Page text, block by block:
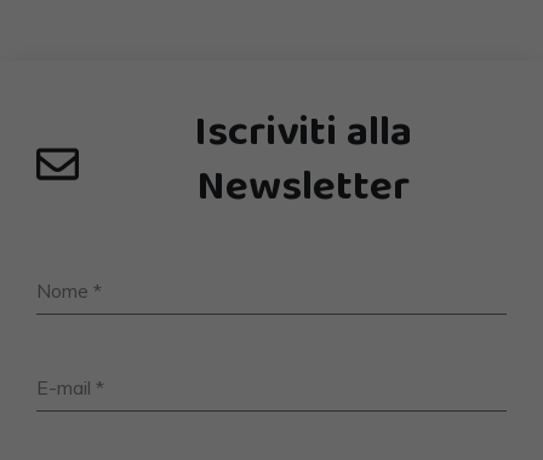
Iscriviti alla
Newsletter
Nome *
E-mail *